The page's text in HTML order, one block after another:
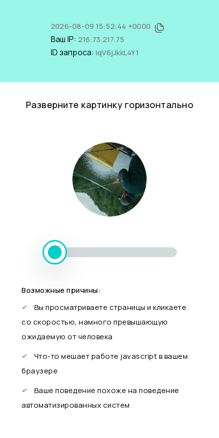
2026-08-09 15:52:44 +0000
Ваш IP: 216.73.217.75
ID запроса: iqV6jJkkL4Y1
Разверните картинку горизонтально
Возможные причины:
Вы просматриваете страницы и кликаете
со скоростью, намного превышающую
ожидаемую от человека
Что-то мешает работе javascript в вашем
браузере
Ваше поведение похоже на поведение
автоматизированных систем